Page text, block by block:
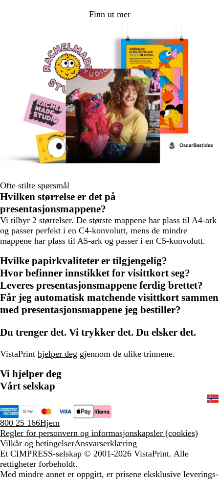
Finn ut mer
Ofte stilte spørsmål
Hvilken størrelse er det på
presentasjonsmappene?
Vi tilbyr 2 størrelser. De største mappene har plass til A4-ark
og passer perfekt i en C4-konvolutt, mens de mindre
mappene har plass til A5-ark og passer i en C5-konvolutt.
Hvilke papirkvaliteter er tilgjengelig?
Hvor befinner innstikket for visittkort seg?
Leveres presentasjonsmappene ferdig brettet?
Får jeg automatisk matchende visittkort sammen
med presentasjonsmappene jeg bestiller?
Du trenger det. Vi trykker det. Du elsker det.
VistaPrint hjelper deg gjennom de ulike trinnene.
Vi hjelper deg
Vårt selskap
800 25 166Hjem
Regler for personvern og informasjonskapsler (cookies)
Vilkår og betingelserAnsvarserklæring
Et CIMPRESS-selskap © 2001-2026 VistaPrint. Alle
rettigheter forbeholdt.
Med mindre annet er oppgitt, er prisene eksklusive leverings-